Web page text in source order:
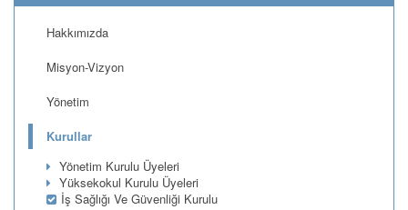
Hakkımızda
Misyon-Vizyon
Yönetim
Kurullar
Yönetim Kurulu Üyeleri
Yüksekokul Kurulu Üyeleri
İş Sağlığı Ve Güvenliği Kurulu